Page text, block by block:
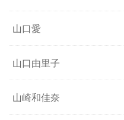
山口愛
山口由里子
山崎和佳奈